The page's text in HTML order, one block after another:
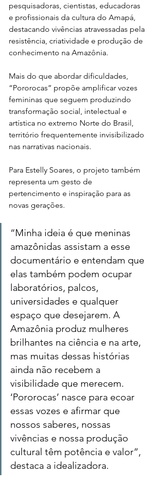
pesquisadoras, cientistas, educadoras
e profissionais da cultura do Amapá,
destacando vivências atravessadas pela
resistência, criatividade e produção de
conhecimento na Amazônia.
Mais do que abordar dificuldades,
“Pororocas” propõe amplificar vozes
femininas que seguem produzindo
transformação social, intelectual e
artística no extremo Norte do Brasil,
território frequentemente invisibilizado
nas narrativas nacionais.
Para Estelly Soares, o projeto também
representa um gesto de
pertencimento e inspiração para as
novas gerações.
“Minha ideia é que meninas
amazônidas assistam a esse
documentário e entendam que
elas também podem ocupar
laboratórios, palcos,
universidades e qualquer
espaço que desejarem. A
Amazônia produz mulheres
brilhantes na ciência e na arte,
mas muitas dessas histórias
ainda não recebem a
visibilidade que merecem.
‘Pororocas’ nasce para ecoar
essas vozes e afirmar que
nossos saberes, nossas
vivências e nossa produção
cultural têm potência e valor”,
destaca a idealizadora.